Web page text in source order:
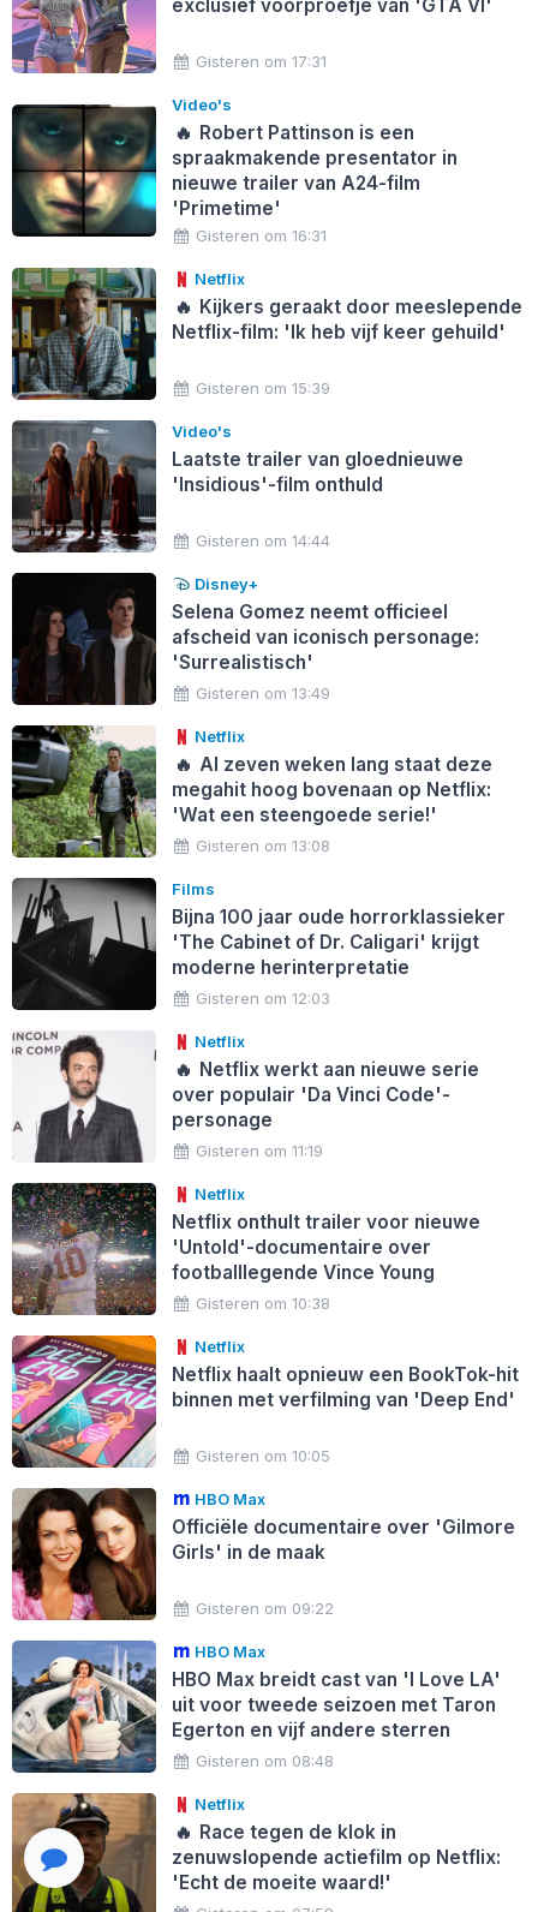
exclusief voorproefje van 'GTA VI'
Gisteren om 17:31
Video's
🔥 Robert Pattinson is een
spraakmakende presentator in
nieuwe trailer van A24-film
'Primetime'
Gisteren om 16:31
Netflix
🔥 Kijkers geraakt door meeslepende
Netflix-film: 'Ik heb vijf keer gehuild'
Gisteren om 15:39
Video's
Laatste trailer van gloednieuwe
'Insidious'-film onthuld
Gisteren om 14:44
Disney+
Selena Gomez neemt officieel
afscheid van iconisch personage:
'Surrealistisch'
Gisteren om 13:49
Netflix
🔥 Al zeven weken lang staat deze
megahit hoog bovenaan op Netflix:
'Wat een steengoede serie!'
Gisteren om 13:08
Films
Bijna 100 jaar oude horrorklassieker
'The Cabinet of Dr. Caligari' krijgt
moderne herinterpretatie
Gisteren om 12:03
Netflix
🔥 Netflix werkt aan nieuwe serie
over populair 'Da Vinci Code'-
personage
Gisteren om 11:19
Netflix
Netflix onthult trailer voor nieuwe
'Untold'-documentaire over
footballlegende Vince Young
Gisteren om 10:38
Netflix
Netflix haalt opnieuw een BookTok-hit
binnen met verfilming van 'Deep End'
Gisteren om 10:05
HBO Max
Officiële documentaire over 'Gilmore
Girls' in de maak
Gisteren om 09:22
HBO Max
HBO Max breidt cast van 'I Love LA'
uit voor tweede seizoen met Taron
Egerton en vijf andere sterren
Gisteren om 08:48
Netflix
🔥 Race tegen de klok in
zenuwslopende actiefilm op Netflix:
'Echt de moeite waard!'